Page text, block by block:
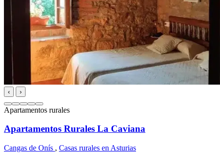
‹ ›
Apartamentos rurales
Apartamentos Rurales La Caviana
Cangas de Onís , Casas rurales en Asturias